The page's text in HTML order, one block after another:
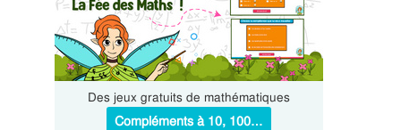
Des jeux gratuits de mathématiques
Compléments à 10, 100…